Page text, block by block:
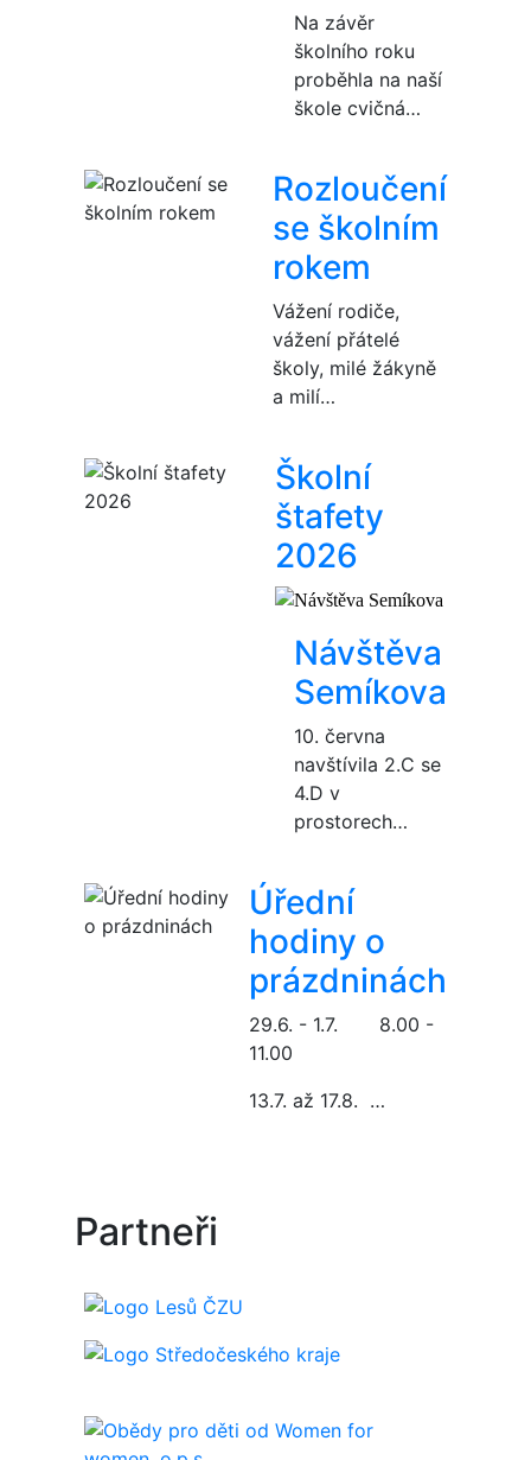
Na závěr
školního roku
proběhla na naší
škole cvičná…
Rozloučení
se školním
rokem
Vážení rodiče,
vážení přátelé
školy, milé žákyně
a milí…
Školní
štafety
2026
Návštěva
Semíkova
10. června
navštívila 2.C se
4.D v
prostorech…
Úřední
hodiny o
prázdninách
29.6. - 1.7. 8.00 -
11.00
13.7. až 17.8. …
Partneři